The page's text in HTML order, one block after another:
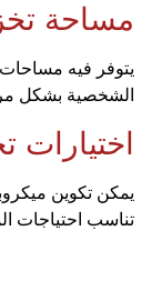
مساحة
يتوفر فيه
الشخصية بشكل
اختيارات
يمكن تكوين
تناسب احتياجات